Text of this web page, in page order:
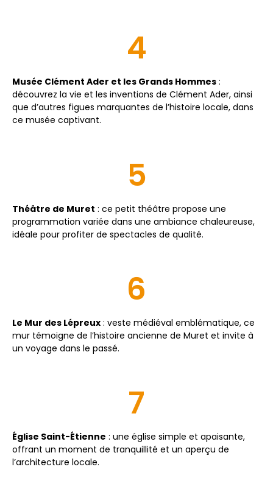
4
Musée Clément Ader et les Grands Hommes :
découvrez la vie et les inventions de Clément Ader, ainsi
que d’autres figues marquantes de l’histoire locale, dans
ce musée captivant.
5
Théâtre de Muret : ce petit théâtre propose une
programmation variée dans une ambiance chaleureuse,
idéale pour profiter de spectacles de qualité.
6
Le Mur des Lépreux : veste médiéval emblématique, ce
mur témoigne de l’histoire ancienne de Muret et invite à
un voyage dans le passé.
7
Église Saint-Étienne : une église simple et apaisante,
offrant un moment de tranquillité et un aperçu de
l’architecture locale.